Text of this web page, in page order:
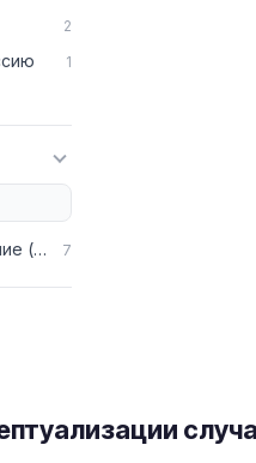
2
1
Дополнительное образование (ДПО) 7